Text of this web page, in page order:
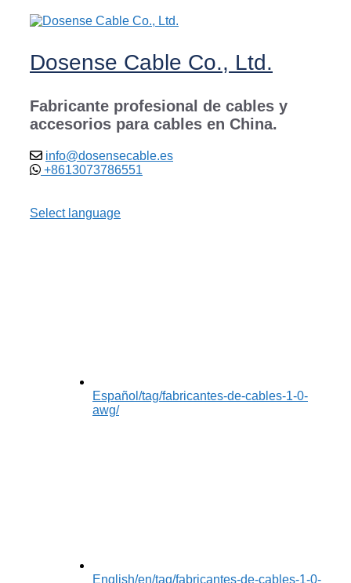
Saltar
Dosense Cable Co., Ltd.
Fabricante profesional de cables y
accesorios para cables en China.
info@dosensecable.es
+8613073786551
Select language
Español /tag/fabricantes-de-cables-1-0-
awg/
English/en/tag/fabricantes-de-cables-1-0-